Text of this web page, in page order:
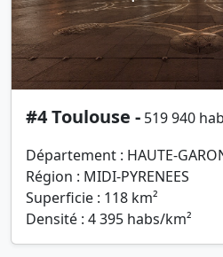
#4 Toulouse - 519 940
Département : HAUTE-
Région : MIDI-PYRENEES
Superficie : 118 km²
Densité : 4 395 habs/km²